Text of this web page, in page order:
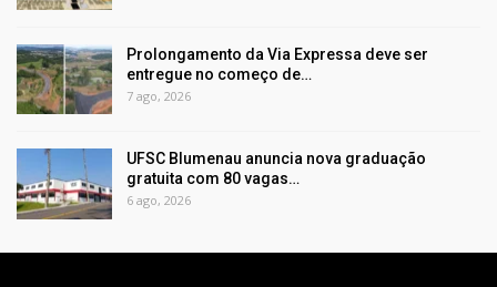
Prolongamento da Via Expressa deve ser
entregue no começo de…
7 ago, 2026
UFSC Blumenau anuncia nova graduação
gratuita com 80 vagas…
6 ago, 2026